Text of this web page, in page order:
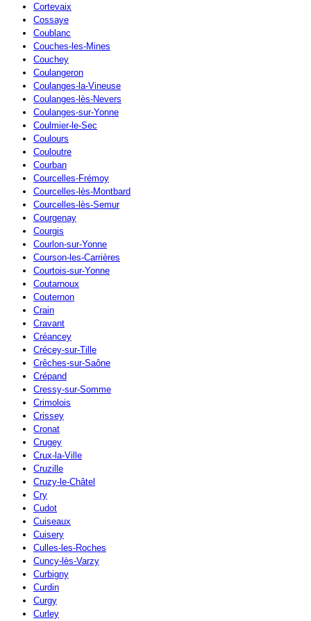
Cortevaix
Cossaye
Coublanc
Couches-les-Mines
Couchey
Coulangeron
Coulanges-la-Vineuse
Coulanges-lès-Nevers
Coulanges-sur-Yonne
Coulmier-le-Sec
Coulours
Couloutre
Courban
Courcelles-Frémoy
Courcelles-lès-Montbard
Courcelles-lès-Semur
Courgenay
Courgis
Courlon-sur-Yonne
Courson-les-Carrières
Courtois-sur-Yonne
Coutarnoux
Couternon
Crain
Cravant
Créancey
Crécey-sur-Tille
Crêches-sur-Saône
Crépand
Cressy-sur-Somme
Crimolois
Crissey
Cronat
Crugey
Crux-la-Ville
Cruzille
Cruzy-le-Châtel
Cry
Cudot
Cuiseaux
Cuisery
Culles-les-Roches
Cuncy-lès-Varzy
Curbigny
Curdin
Curgy
Curley